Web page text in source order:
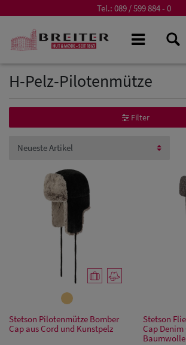
Tel.: 089 / 599 884 - 0
H-Pelz-Pilotenmütze
Filter
Stetson Pilotenmütze Bomber
Cap aus Cord und Kunstpelz
Stetson
Cap Denim
Baumwolle